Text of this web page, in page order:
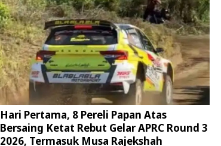
Hari Pertama, 8 Pereli Papan Atas
Bersaing Ketat Rebut Gelar APRC Round 3
2026, Termasuk Musa Rajekshah